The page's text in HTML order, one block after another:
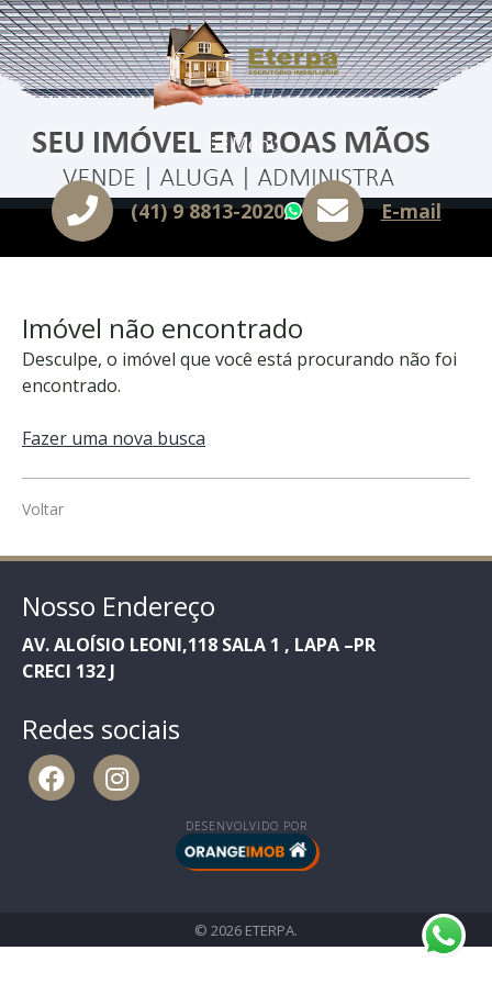
Menu
(41) 9 8813-2020 WhatsApp
E-mail
Imóvel não encontrado
Desculpe, o imóvel que você está procurando não foi
encontrado.
Fazer uma nova busca
Voltar
Nosso Endereço
AV. ALOÍSIO LEONI,118 SALA 1 , LAPA –PR
CRECI 132 J
Redes sociais
DESENVOLVIDO POR
© 2026 ETERPA.